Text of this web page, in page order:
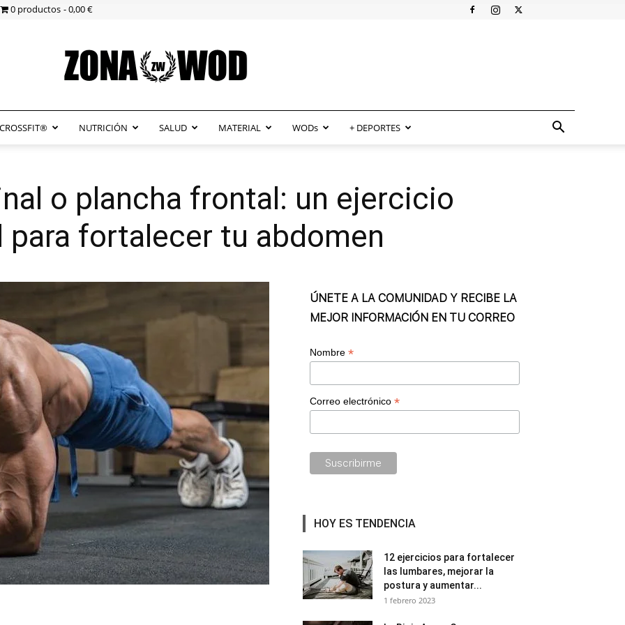
0 productos 0,00 €
ZonaWOD
CROSSFIT® NUTRICIÓN SALUD MATERIAL WODs + DEPORTES
o plancha frontal: un ejercicio
fortalecer tu abdomen
ÚNETE A LA COMUNIDAD Y RECIBE LA
MEJOR INFORMACIÓN EN TU CORREO
Nombre *
Correo electrónico *
HOY ES TENDENCIA
12 ejercicios para fortalecer
las lumbares, mejorar la
postura y aumentar...
1 febrero 2023